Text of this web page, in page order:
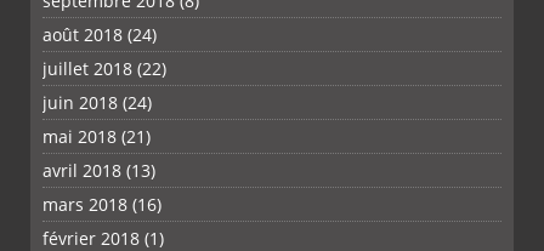
août 2018 (24)
juillet 2018 (22)
juin 2018 (24)
mai 2018 (21)
avril 2018 (13)
mars 2018 (16)
février 2018 (1)